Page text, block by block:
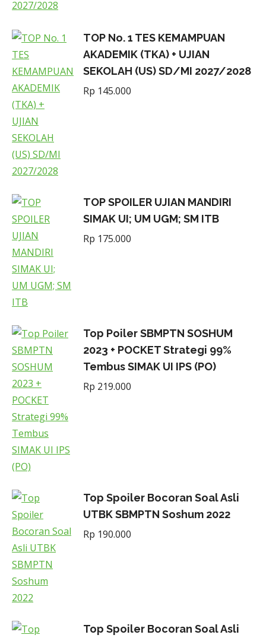
TOP No. 1 TES KEMAMPUAN
AKADEMIK (TKA) + UJIAN
SEKOLAH (US) SD/MI 2027/2028
Rp 145.000
TOP SPOILER UJIAN MANDIRI
SIMAK UI; UM UGM; SM ITB
Rp 175.000
Top Poiler SBMPTN SOSHUM
2023 + POCKET Strategi 99%
Tembus SIMAK UI IPS (PO)
Rp 219.000
Top Spoiler Bocoran Soal Asli
UTBK SBMPTN Soshum 2022
Rp 190.000
Top Spoiler Bocoran Soal Asli